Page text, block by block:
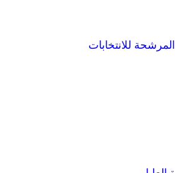
للانتخابات